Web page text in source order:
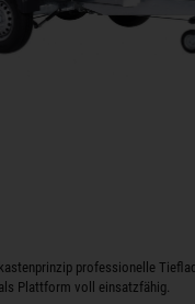
professionelle
als Plattform voll einsatzfähig.